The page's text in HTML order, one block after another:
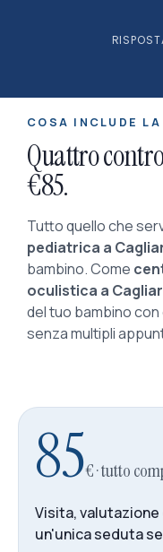
COSA INCLUDE
Quattro
€85.
Tutto quello che
pediatrica a
bambino. Come
oculistica a
del tuo bambino
senza multipli
85€ · tutto
Visita,
un'unica seduta